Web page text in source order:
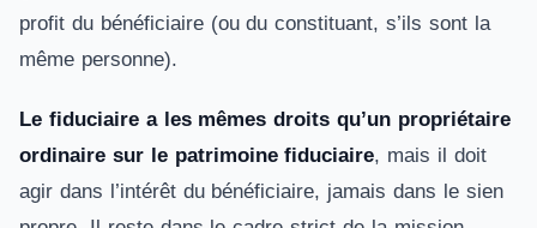
profit du bénéficiaire (ou du constituant, s’ils sont la
même personne).
Le fiduciaire a les mêmes droits qu’un propriétaire
ordinaire sur le patrimoine fiduciaire, mais il doit
agir dans l’intérêt du bénéficiaire, jamais dans le sien